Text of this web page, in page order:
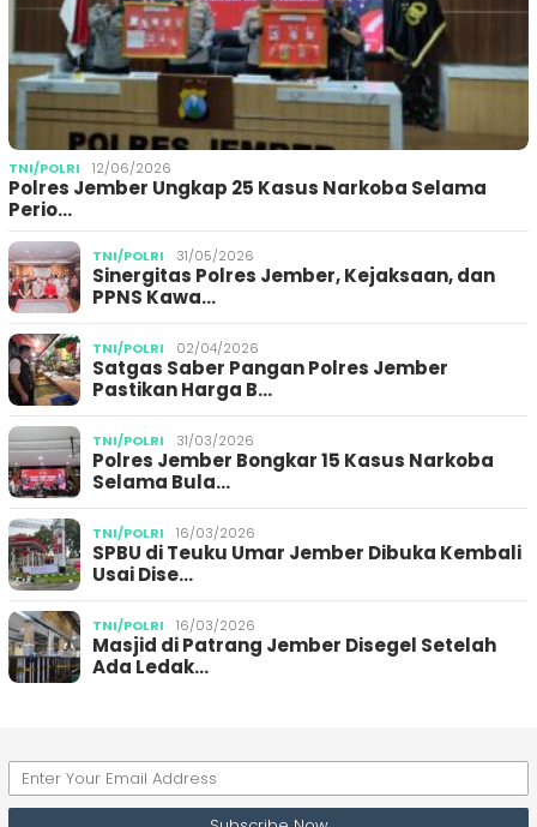
TNI/POLRI 12/06/2026
Polres Jember Ungkap 25 Kasus Narkoba Selama
Perio…
TNI/POLRI 31/05/2026
Sinergitas Polres Jember, Kejaksaan, dan
PPNS Kawa…
TNI/POLRI 02/04/2026
Satgas Saber Pangan Polres Jember
Pastikan Harga B…
TNI/POLRI 31/03/2026
Polres Jember Bongkar 15 Kasus Narkoba
Selama Bula…
TNI/POLRI 16/03/2026
SPBU di Teuku Umar Jember Dibuka Kembali
Usai Dise…
TNI/POLRI 16/03/2026
Masjid di Patrang Jember Disegel Setelah
Ada Ledak…